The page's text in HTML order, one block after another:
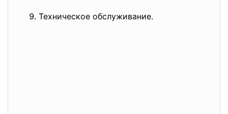
Техническое обслуживание.